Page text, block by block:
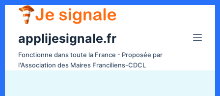
applijesignale.fr
Fonctionne dans toute la France - Proposée par
l'Association des Maires Franciliens-CDCL